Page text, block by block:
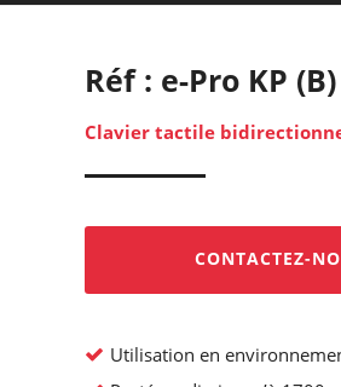
Réf : e-Pro KP (B)
Clavier tactile
CONTACTEZ-
Utilisation en